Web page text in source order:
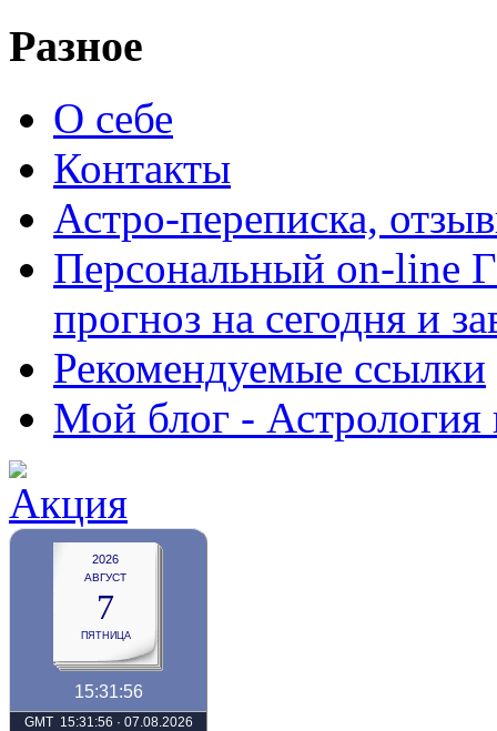
Разное
О себе
Контакты
Астро-переписка,
Персональный on-
прогноз на сегодня и
Рекомендуемые ссылки
Мой блог - Астрология